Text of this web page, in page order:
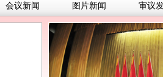
会议新闻 图片新闻 审议